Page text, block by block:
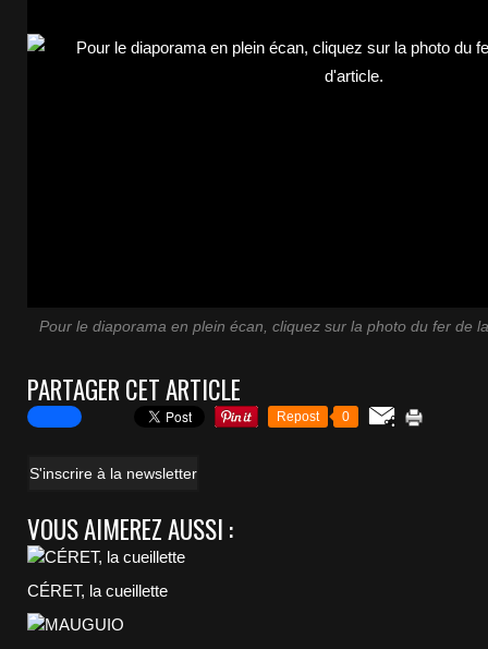
Pour le diaporama en plein écan, cliquez sur la photo du fer de
PARTAGER CET ARTICLE
Repost 0
S'inscrire à la newsletter
VOUS AIMEREZ AUSSI :
CÉRET, la cueillette